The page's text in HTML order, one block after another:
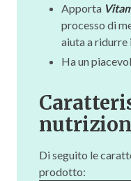
Apporta
processo di
aiuta a ridurre
Ha un
Di seguito le
prodotto: